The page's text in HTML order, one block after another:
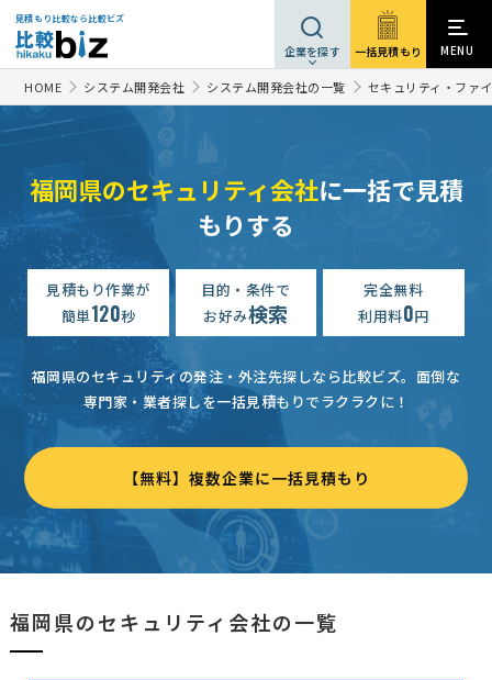
見積もり比較なら比較ビズ
企業を探す 一括見積もり MENU
HOME システム開発会社 システム開発会社の一覧 セキュリティ・ファ
福岡県のセキュリティ会社に一括で見積
もりする
見積もり作業が
簡単120秒
目的・条件で
お好み検索
完全無料
利用料0円
福岡県のセキュリティの発注・外注先探しなら比較ビズ。 面倒な
専門家・業者探しを一括見積もりでラクラクに！
【無料】複数企業に一括見積もり
福岡県のセキュリティ会社の一覧